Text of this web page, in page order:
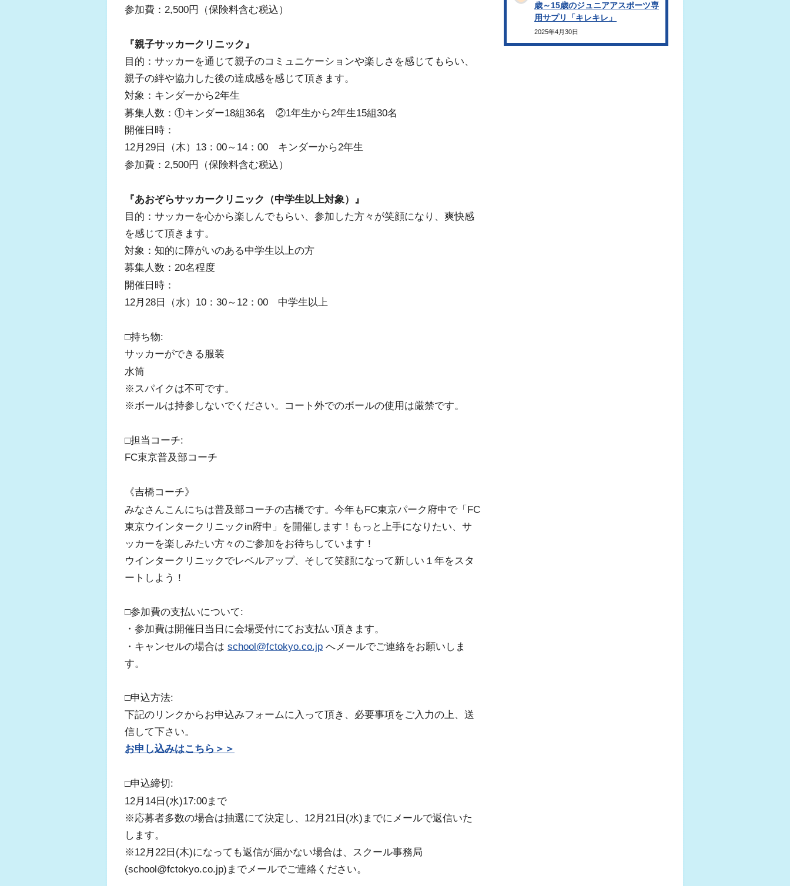
参加費：2,500円（保険料含む税込）
『親子サッカークリニック』
目的：サッカーを通じて親子のコミュニケーションや楽しさを感じてもらい、
親子の絆や協力した後の達成感を感じて頂きます。
対象：キンダーから2年生
募集人数：①キンダー18組36名 ②1年生から2年生15組30名
開催日時：
12月29日（木）13：00～14：00 キンダーから2年生
参加費：2,500円（保険料含む税込）
『あおぞらサッカークリニック（中学生以上対象）』
目的：サッカーを心から楽しんでもらい、参加した方々が笑顔になり、爽快感
を感じて頂きます。
対象：知的に障がいのある中学生以上の方
募集人数：20名程度
開催日時：
12月28日（水）10：30～12：00 中学生以上
□持ち物:
サッカーができる服装
水筒
※スパイクは不可です。
※ボールは持参しないでください。コート外でのボールの使用は厳禁です。
□担当コーチ:
FC東京普及部コーチ
《吉橋コーチ》
みなさんこんにちは普及部コーチの吉橋です。今年もFC東京パーク府中で「FC
東京ウインタークリニックin府中」を開催します！もっと上手になりたい、サ
ッカーを楽しみたい方々のご参加をお待ちしています！
ウインタークリニックでレベルアップ、そして笑顔になって新しい１年をスタ
ートしよう！
□参加費の支払いについて:
・参加費は開催日当日に会場受付にてお支払い頂きます。
・キャンセルの場合は school@fctokyo.co.jp へメールでご連絡をお願いしま
す。
□申込方法:
下記のリンクからお申込みフォームに入って頂き、必要事項をご入力の上、送
信して下さい。
お申し込みはこちら＞＞
□申込締切:
12月14日(水)17:00まで
※応募者多数の場合は抽選にて決定し、12月21日(水)までにメールで返信いた
します。
※12月22日(木)になっても返信が届かない場合は、スクール事務局
(school@fctokyo.co.jp)までメールでご連絡ください。
歳～15歳のジュニアアスポーツ専
用サプリ「キレキレ」
2025年4月30日